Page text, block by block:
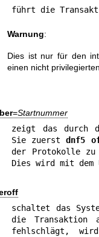
führt die
Warnung:
Dies ist nur für den
einen nicht
=Startnummer
zeigt das durch
Sie zuerst dnf5
der Protokolle zu
Dies wird mit
schaltet das
die Transaktion
fehlschlägt,